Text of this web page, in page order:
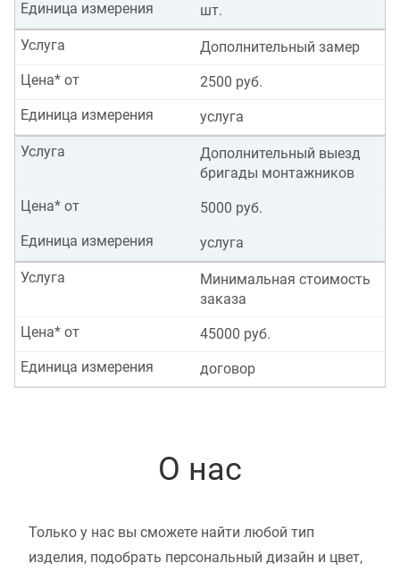
шт.
Единица измерения
Дополнительный замер
Услуга
2500 руб.
Цена* от
услуга
Единица измерения
Дополнительный выезд
бригады монтажников
Услуга
5000 руб.
Цена* от
услуга
Единица измерения
Минимальная стоимость
заказа
Услуга
45000 руб.
Цена* от
договор
Единица измерения
О нас
Только у нас вы сможете найти любой тип
изделия, подобрать персональный дизайн и цвет,